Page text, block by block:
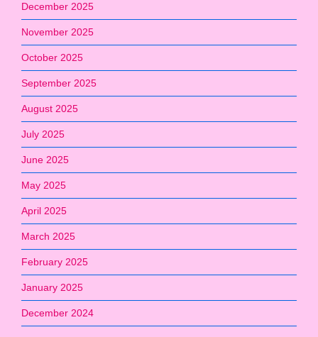
December 2025
November 2025
October 2025
September 2025
August 2025
July 2025
June 2025
May 2025
April 2025
March 2025
February 2025
January 2025
December 2024